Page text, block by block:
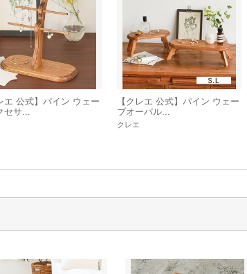
エ 公式】パイン ウェー
セサ...
【クレエ 公式】パイン ウェー
ブオーバル...
クレエ